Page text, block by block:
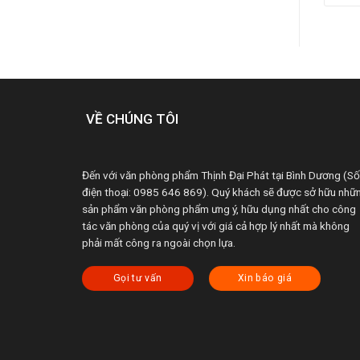
VỀ CHÚNG TÔI
Đến với văn phòng phẩm Thịnh Đại Phát tại Bình Dương (Số
điện thoại: 0985 646 869). Quý khách sẽ được sở hữu
sản phẩm văn phòng phẩm ưng ý, hữu dụng nhất cho công
tác văn phòng của quý vị với giá cả hợp lý nhất mà không
phải mất công ra ngoài chọn lựa.
Gọi tư vấn Xin báo giá